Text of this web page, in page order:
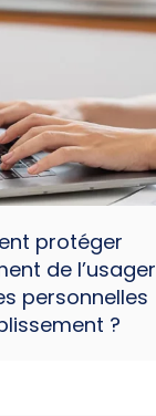
protéger
de l’usager
personnelles
?